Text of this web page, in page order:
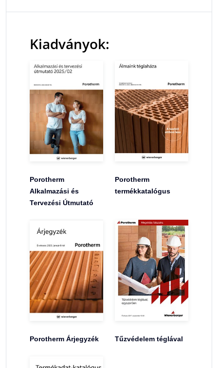
Kiadványok:
Porotherm
Alkalmazási és
Tervezési Útmutató
Porotherm
termékkatalógus
Porotherm Árjegyzék Tűzvédelem téglával